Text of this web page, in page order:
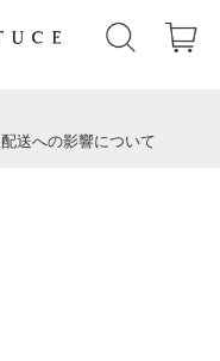
送への影響について